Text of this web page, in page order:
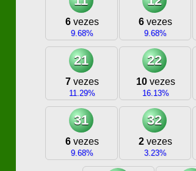
6vezes
9.68%
6 vezes
9.68%
21
7vezes
11.29%
22
10vezes
16.13%
31
6vezes
9.68%
32
2 vezes
3.23%